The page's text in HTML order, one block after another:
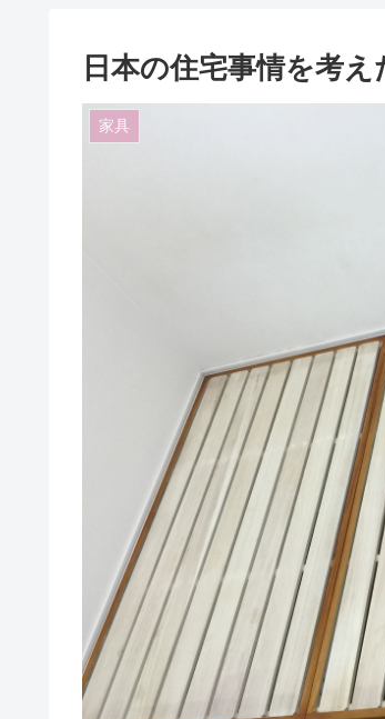
日本の住宅事情を考
家具